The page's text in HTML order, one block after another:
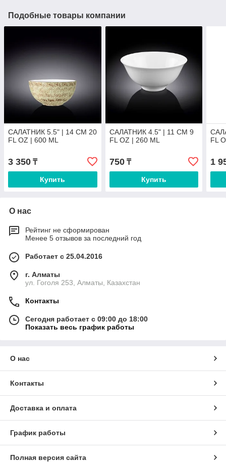
Подобные товары компании
САЛАТНИК 5.5" | 14 CM 20
FL OZ | 600 ML
3 350 ₸
Купить
САЛАТНИК 4.5" | 11 CM 9
FL OZ | 260 ML
750₸
Купить
FL
1
О нас
Рейтинг не сформирован
Менее 5 отзывов за последний год
Работает с 25.04.2016
г. Алматы
ул. Гоголя 253, Алматы, Казахстан
Контакты
Сегодня работает с 09:00 до 18:00
Показать весь график работы
О нас
Контакты
Доставка и оплата
График работы
Полная версия сайта